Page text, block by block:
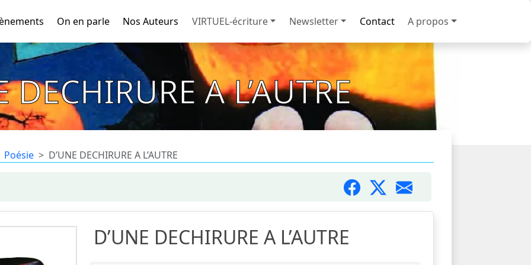
On en parle Nos Auteurs VIRTUEL-écriture Newsletter Contact A propos
DECHIRURE A L’AUTRE
Poésie D’UNE DECHIRURE A L’AUTRE
D’UNE DECHIRURE A L’AUTRE